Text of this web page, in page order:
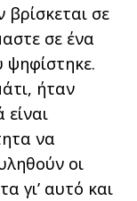
σε
σε ένα
ψηφίστηκε.
ήταν
να
οι
γι’ αυτό και